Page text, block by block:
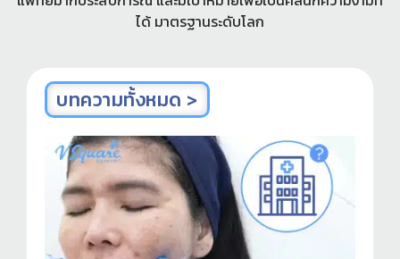
ได้ มาตรฐานระดับโลก
บทความทั้งหมด >